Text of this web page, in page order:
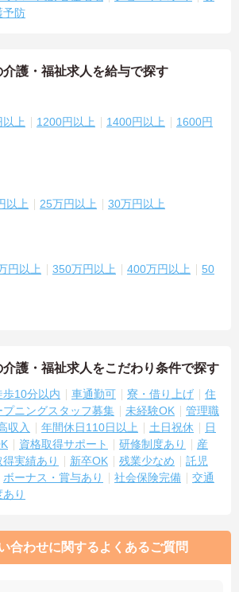
予防
護・福祉求人を給与で探す
上 1200円以上 1400円以上
1600円
以上 25万円以上 30万円以上
円以上 350万円以上 400万円以上
50
護・福祉求人をこだわり条件で探す
歩10分以内 車通勤可 寮・借り上げ
住
プニングスタッフ募集 未経験OK
管理職
収入 年間休日110日以上 土日祝休
日
資格取得サポート 研修制度あり
産
実績あり
新卒OK 残業少なめ
託児
ボーナス・賞与あり 社会保険完備
交通
り
合わせに関するよくあるご質問